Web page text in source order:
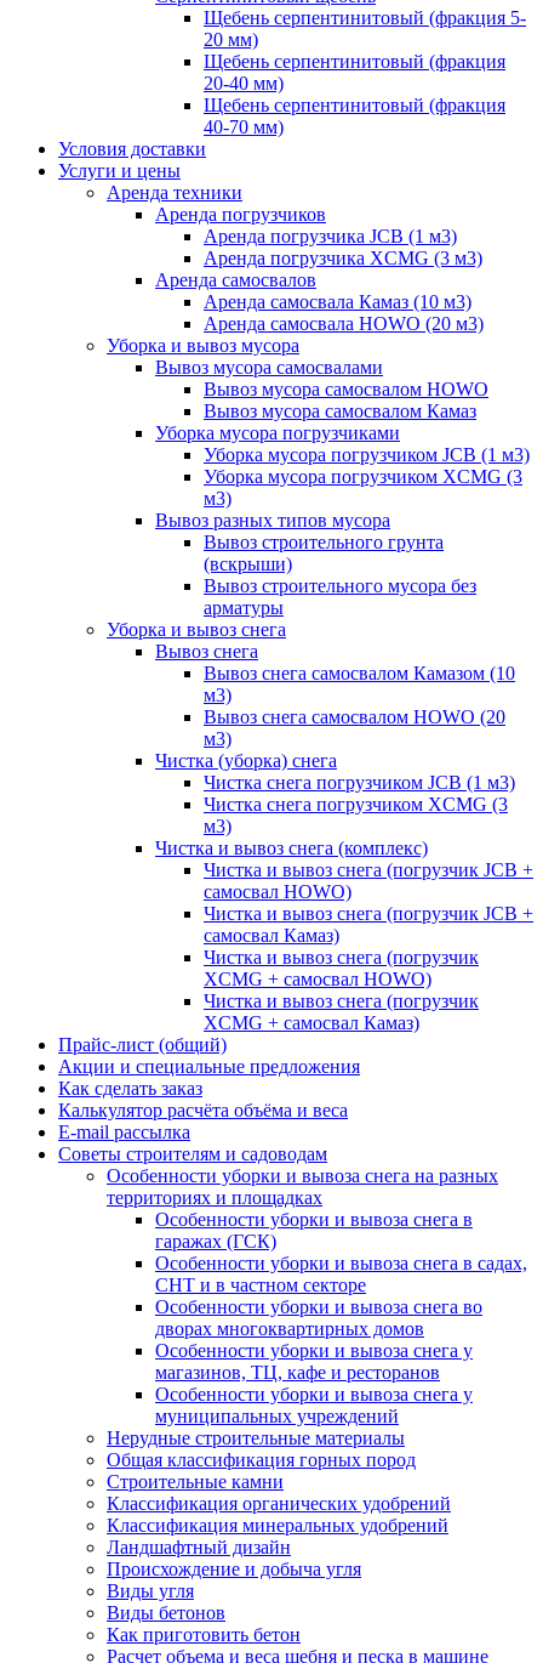
Щебень серпентинитовый (фракция 5-
20 мм)
Щебень серпентинитовый (фракция
20-40 мм)
Щебень серпентинитовый (фракция
40-70 мм)
Условия доставки
Услуги и цены
Аренда техники
Аренда погрузчиков
Аренда погрузчика JCB (1 м3)
Аренда погрузчика XCMG (3 м3)
Аренда самосвалов
Аренда самосвала Камаз (10 м3)
Аренда самосвала HOWO (20 м3)
Уборка и вывоз мусора
Вывоз мусора самосвалами
Вывоз мусора самосвалом HOWO
Вывоз мусора самосвалом Камаз
Уборка мусора погрузчиками
Уборка мусора погрузчиком JCB (1 м3)
Уборка мусора погрузчиком XCMG (3
м3)
Вывоз разных типов мусора
Вывоз строительного грунта
(вскрыши)
Вывоз строительного мусора без
арматуры
Уборка и вывоз снега
Вывоз снега
Вывоз снега самосвалом Камазом (10
м3)
Вывоз снега самосвалом HOWO (20
м3)
Чистка (уборка) снега
Чистка снега погрузчиком JCB (1 м3)
Чистка снега погрузчиком XCMG (3
м3)
Чистка и вывоз снега (комплекс)
Чистка и вывоз снега (погрузчик JCB +
самосвал HOWO)
Чистка и вывоз снега (погрузчик JCB +
самосвал Камаз)
Чистка и вывоз снега (погрузчик
XCMG + самосвал HOWO)
Чистка и вывоз снега (погрузчик
XCMG + самосвал Камаз)
Прайс-лист (общий)
Акции и специальные предложения
Как сделать заказ
Калькулятор расчёта объёма и веса
E-mail рассылка
Советы строителям и садоводам
Особенности уборки и вывоза снега на разных
территориях и площадках
Особенности уборки и вывоза снега в
гаражах (ГСК)
Особенности уборки и вывоза снега в садах,
СНТ и в частном секторе
Особенности уборки и вывоза снега во
дворах многоквартирных домов
Особенности уборки и вывоза снега у
магазинов, ТЦ, кафе и ресторанов
Особенности уборки и вывоза снега у
муниципальных учреждений
Нерудные строительные материалы
Общая классификация горных пород
Строительные камни
Классификация органических удобрений
Классификация минеральных удобрений
Ландшафтный дизайн
Происхождение и добыча угля
Виды угля
Виды бетонов
Как приготовить бетон
Расчет объема и веса щебня и песка в машине